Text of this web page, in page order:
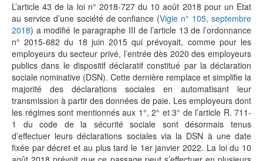
L’article 43 de la loi n° 2018-727 du 10 août 2018 pour un Etat
au service d’une société de confiance (Vigie n° 105, septembre
2018) a modifié le paragraphe III de l’article 13 de l’ordonnance
n° 2015-682 du 18 juin 2015 qui prévoyait, comme pour les
employeurs du secteur privé, l’entrée dès 2020 des employeurs
publics dans le dispositif déclaratif constitué par la déclaration
sociale nominative (DSN). Cette dernière remplace et simplifie la
majorité des déclarations sociales en automatisant leur
transmission à partir des données de paie. Les employeurs dont
les régimes sont mentionnés aux 1°, 2° et 3° de l’article R. 711-
1 du code de la sécurité sociale sont désormais tenus
d’effectuer leurs déclarations sociales via la DSN à une date
fixée par décret et au plus tard le 1er janvier 2022. La loi du 10